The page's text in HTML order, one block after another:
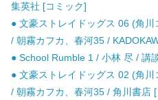
集英社 [コミック]
● 文豪ストレイドッグス 06 (角
/ 朝霧カフカ、春河35 /
● School Rumble 1 / 小林 尽 / 講
● 文豪ストレイドッグス 02 (角
/ 朝霧カフカ、春河35 / 角川書店